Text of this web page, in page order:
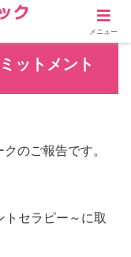
ットメント
のご報告です。
セラピー～に取
メニュー